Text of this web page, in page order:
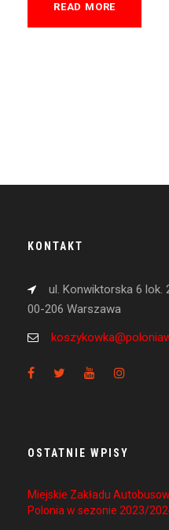
READ MORE
KONTAKT
ul. Konwiktorska 6 lok.
00-206 Warszawa
OSTATNIE WPISY
Miejskie Zakładu
Polonia w sezonie 2023/